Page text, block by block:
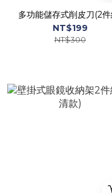
多功能儲存式削皮刀(2件
NT$199
NT$300